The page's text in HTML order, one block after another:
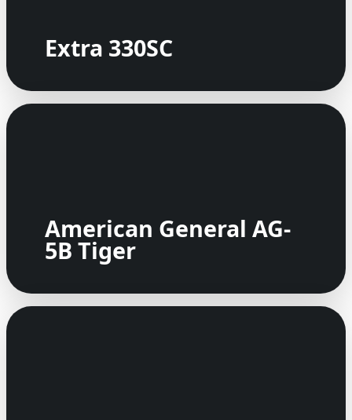
Extra 330SC
American General AG-
5B Tiger